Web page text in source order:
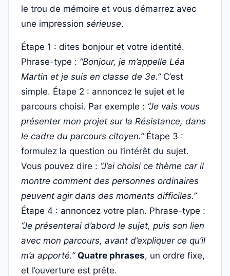
le trou de mémoire et vous démarrez avec
une impression sérieuse.
Étape 1 : dites bonjour et votre identité.
Phrase-type : “Bonjour, je m’appelle Léa
Martin et je suis en classe de 3e.”C’est
simple. Étape 2 : annoncez le sujet et le
parcours choisi. Par exemple : “Je vais vous
présenter mon projet sur la Résistance, dans
le cadre du parcours citoyen.”Étape 3 :
formulez la question ou l’intérêt du sujet.
Vous pouvez dire : “J’ai choisi ce thème car il
montre comment des personnes ordinaires
peuvent agir dans des moments difficiles.”
Étape 4 : annoncez votre plan. Phrase-type :
“Je présenterai d’abord le sujet, puis son lien
avec mon parcours, avant d’expliquer ce qu’il
m’a apporté.” Quatre phrases, un ordre fixe,
et l’ouverture est prête.